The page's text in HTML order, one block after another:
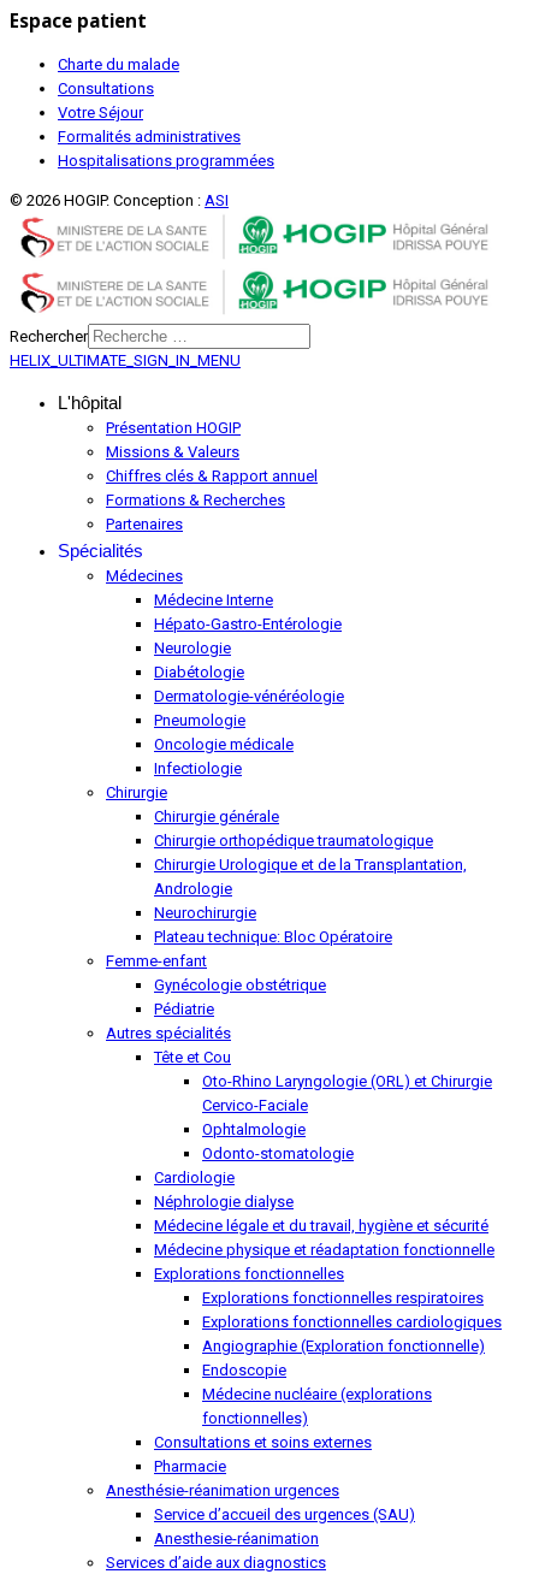
Espace patient
Charte du malade
Consultations
Votre Séjour
Formalités administratives
Hospitalisations programmées
© 2026 HOGIP. Conception : ASI
Rechercher
HELIX_ULTIMATE_SIGN_IN_MENU
L'hôpital
Présentation HOGIP
Missions & Valeurs
Chiffres clés & Rapport annuel
Formations & Recherches
Partenaires
Spécialités
Médecines
Médecine Interne
Hépato-Gastro-Entérologie
Neurologie
Diabétologie
Dermatologie-vénéréologie
Pneumologie
Oncologie médicale
Infectiologie
Chirurgie
Chirurgie générale
Chirurgie orthopédique traumatologique
Chirurgie Urologique et de la Transplantation,
Andrologie
Neurochirurgie
Plateau technique: Bloc Opératoire
Femme-enfant
Gynécologie obstétrique
Pédiatrie
Autres spécialités
Tête et Cou
Oto-Rhino Laryngologie (ORL) et Chirurgie
Cervico-Faciale
Ophtalmologie
Odonto-stomatologie
Cardiologie
Néphrologie dialyse
Médecine légale et du travail, hygiène et sécurité
Médecine physique et réadaptation fonctionnelle
Explorations fonctionnelles
Explorations fonctionnelles respiratoires
Explorations fonctionnelles cardiologiques
Angiographie (Exploration fonctionnelle)
Endoscopie
Médecine nucléaire (explorations
fonctionnelles)
Consultations et soins externes
Pharmacie
Anesthésie-réanimation urgences
Service d’accueil des urgences (SAU)
Anesthesie-réanimation
Services d’aide aux diagnostics